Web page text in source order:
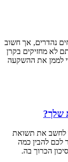
נהדרים, אך חשוב
לא מחזיקים בקרן
לממן את ההשקעה
שלך?
לחשב את תשואת
להבין כמה
הכרוך בה.